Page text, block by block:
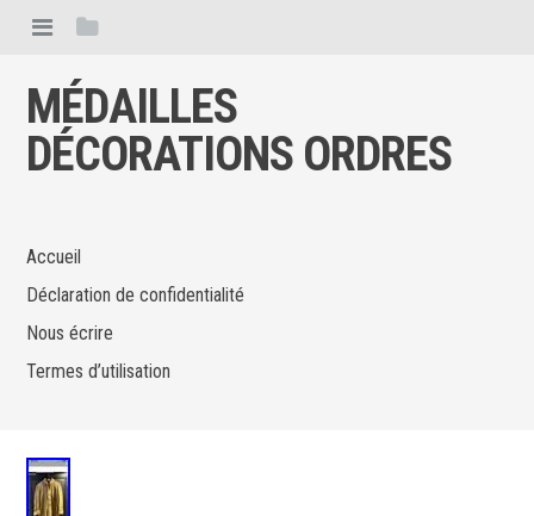
MÉDAILLES
DÉCORATIONS ORDRES
Accueil
Déclaration de confidentialité
Nous écrire
Termes d’utilisation